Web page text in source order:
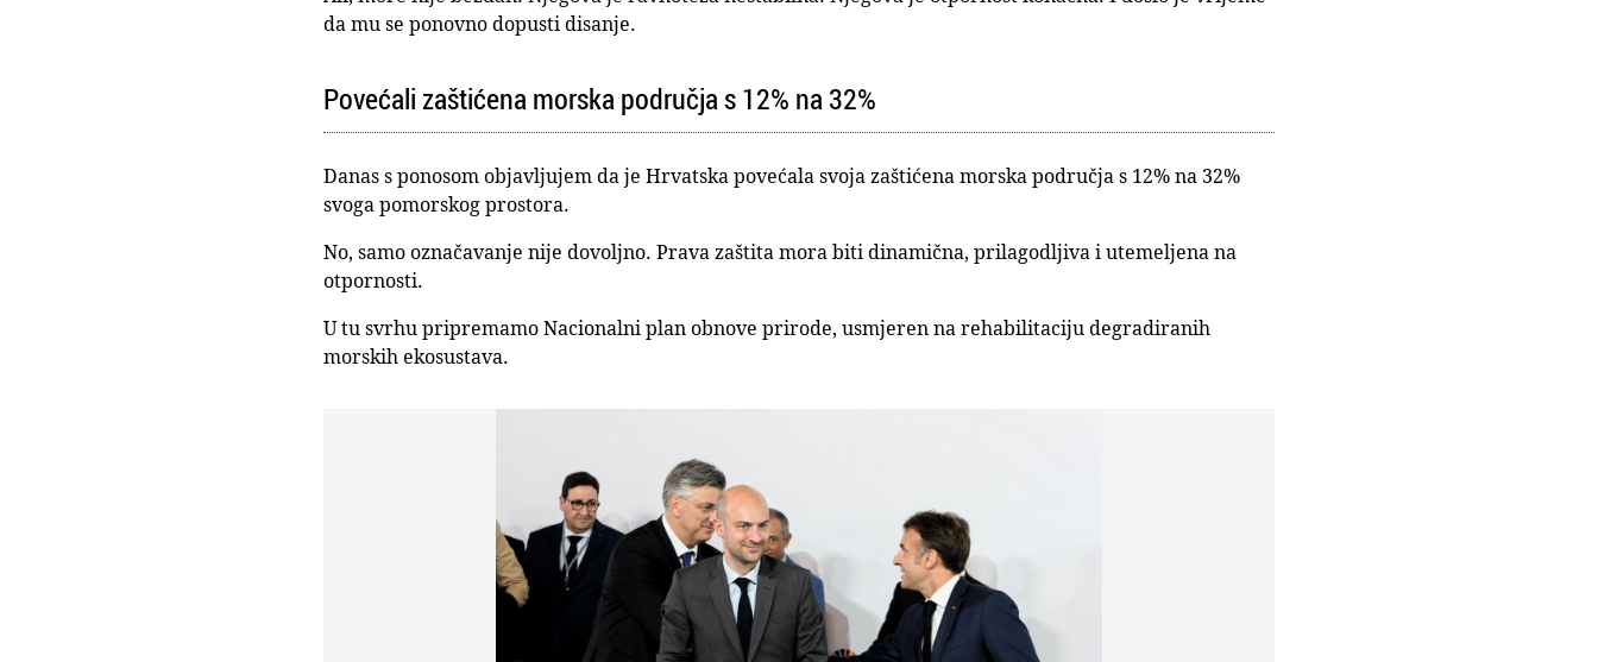
da mu se ponovno dopusti disanje.
Povećali zaštićena morska područja s 12% na 32%
Danas s ponosom objavljujem da je Hrvatska povećala svoja zaštićena morska područja s 12% na 32%
svoga pomorskog prostora.
No, samo označavanje nije dovoljno. Prava zaštita mora biti dinamična, prilagodljiva i utemeljena na
otpornosti.
U tu svrhu pripremamo Nacionalni plan obnove prirode, usmjeren na rehabilitaciju degradiranih
morskih ekosustava.